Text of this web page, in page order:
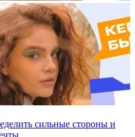
сильные стороны и